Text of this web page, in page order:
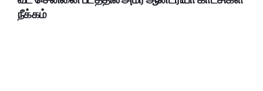
நீக்கம்